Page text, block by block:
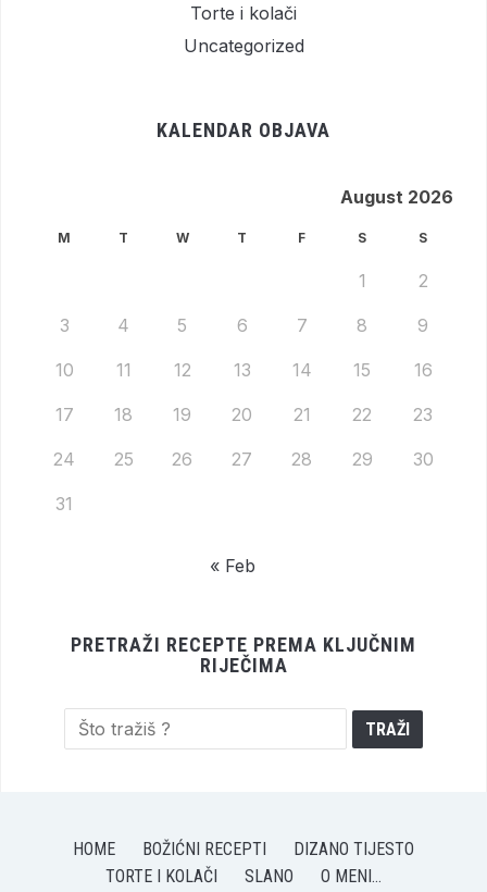
Torte i kolači
Uncategorized
KALENDAR OBJAVA
August 2026
M T W T F S S
1 2
3 4 5 6 7 8 9
10 11 12 13 14 15 16
17 18 19 20 21 22 23
24 25 26 27 28 29 30
31
« Feb
PRETRAŽI RECEPTE PREMA KLJUČNIM
RIJEČIMA
HOME BOŽIĆNI RECEPTI
DIZANO TIJESTO
TORTE I KOLAČI
SLANO O MENI…